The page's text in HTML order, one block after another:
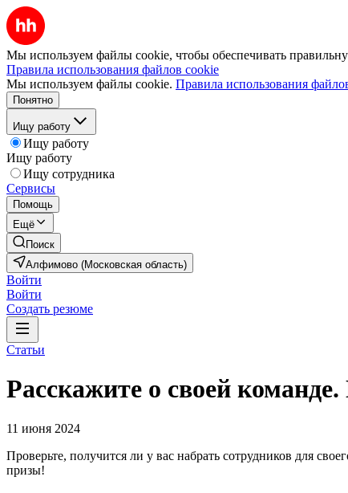
Мы используем файлы cookie, чтобы обеспечивать
Правила использования файлов cookie
Мы используем файлы cookie. Правила использования
Понятно
Ищу работу
Ищу работу
Ищу работу
Ищу сотрудника
Сервисы
Помощь
Ещё
Поиск
Алфимово (Московская область)
Войти
Войти
Создать резюме
Статьи
Расскажите о своей
11 июня 2024
Проверьте, получится ли у вас набрать сотрудников для
призы!